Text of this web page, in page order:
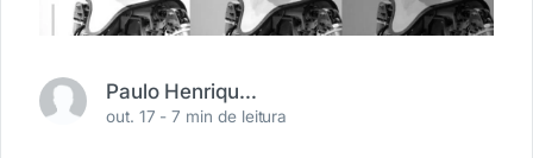
Paulo Henrique Azevedo
out. 17 -7 min de leitura